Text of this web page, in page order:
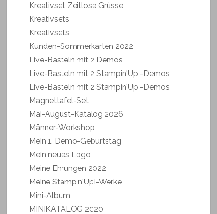
Kreativset Zeitlose Grüsse
Kreativsets
Kreativsets
Kunden-Sommerkarten 2022
Live-Basteln mit 2 Demos
Live-Basteln mit 2 Stampin'Up!-Demos
Live-Basteln mit 2 Stampin'Up!-Demos
Magnettafel-Set
Mai-August-Katalog 2026
Männer-Workshop
Mein 1. Demo-Geburtstag
Mein neues Logo
Meine Ehrungen 2022
Meine Stampin'Up!-Werke
Mini-Album
MINIKATALOG 2020